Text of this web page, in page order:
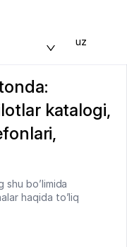
uz
katalogi,
shu bo’limida
haqida to’liq